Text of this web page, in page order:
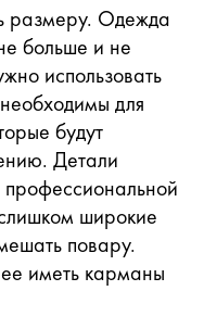
размеру. Одежда
больше и не
использовать
для
будут
Детали
широкие
повару.
иметь карманы